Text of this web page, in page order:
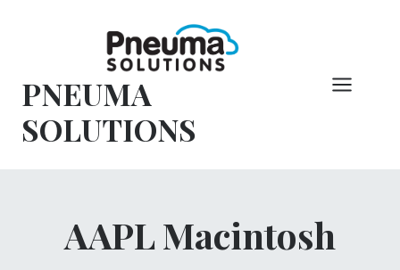
PNEUMA
SOLUTIONS
AAPL Macintosh